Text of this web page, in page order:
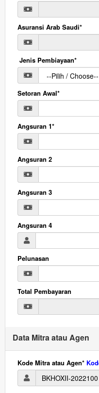
Asuransi Arab Saudi*
Jenis Pembiayaan*
Setoran Awal*
Angsuran 1*
Angsuran 2
Angsuran 3
Angsuran 4
Pelunasan
Total Pembayaran
Data Mitra atau Agen
Kode Mitra atau Agen*